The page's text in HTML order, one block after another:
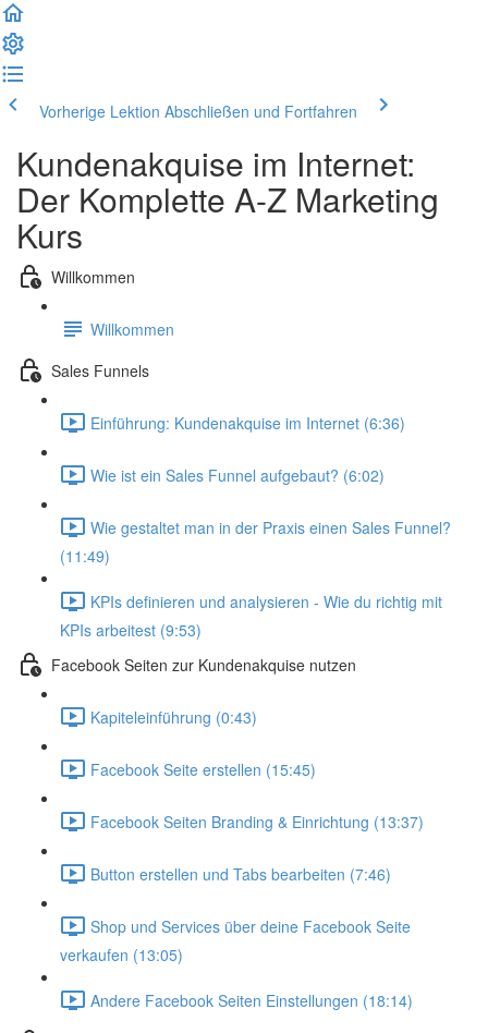
Vorherige Lektion Abschließen und Fortfahren
Kundenakquise im Internet:
Der Komplette A-Z Marketing
Kurs
Willkommen
Willkommen
Sales Funnels
Einführung: Kundenakquise im Internet (6:36)
Wie ist ein Sales Funnel aufgebaut? (6:02)
Wie gestaltet man in der Praxis einen Sales Funnel?
(11:49)
KPIs definieren und analysieren - Wie du richtig mit
KPIs arbeitest (9:53)
Facebook Seiten zur Kundenakquise nutzen
Kapiteleinführung (0:43)
Facebook Seite erstellen (15:45)
Facebook Seiten Branding & Einrichtung (13:37)
Button erstellen und Tabs bearbeiten (7:46)
Shop und Services über deine Facebook Seite
verkaufen (13:05)
Andere Facebook Seiten Einstellungen (18:14)